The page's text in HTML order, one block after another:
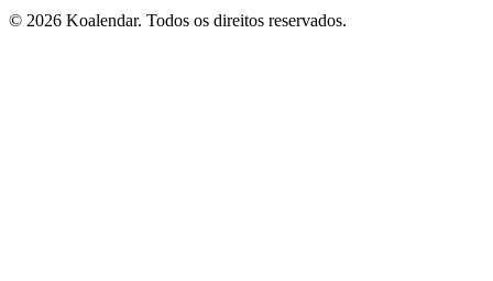
© 2026 Koalendar. Todos os direitos reservados.